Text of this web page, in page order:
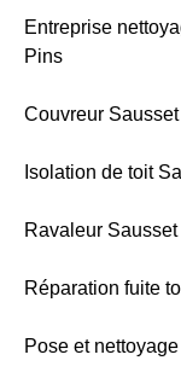
Entreprise
Pins
Couvreur
Isolation de toit
Ravaleur
Réparation fuite
Pose et